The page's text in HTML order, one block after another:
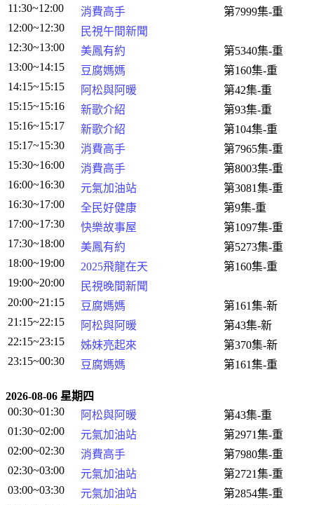
11:30~12:00 消費高手
第7999集-重
12:00~12:30
民視午間新聞
12:30~13:00
美鳳有約
第5340集-重
13:00~14:15
豆腐媽媽
第160集-重
14:15~15:15
阿松與阿暖
第42集-重
15:15~15:16
新歌介紹
第93集-重
15:16~15:17
新歌介紹
第104集-重
15:17~15:30
消費高手
第7965集-重
15:30~16:00
消費高手
第8003集-重
16:00~16:30
元氣加油站
第3081集-重
16:30~17:00
全民好健康
第9集-重
17:00~17:30
快樂故事屋
第1097集-重
17:30~18:00
美鳳有約
第5273集-重
18:00~19:00
2025飛龍在天
第160集-重
19:00~20:00
民視晚間新聞
20:00~21:15
豆腐媽媽
第161集-新
21:15~22:15
阿松與阿暖
第43集-新
22:15~23:15
姊妹亮起來
第370集-新
23:15~00:30
豆腐媽媽 第161集-重
2026-08-06 星期四
00:30~01:30
阿松與阿暖
第43集-重
01:30~02:00
元氣加油站
第2971集-重
02:00~02:30
消費高手
第7980集-重
02:30~03:00
元氣加油站
第2721集-重
03:00~03:30
元氣加油站
第2854集-重